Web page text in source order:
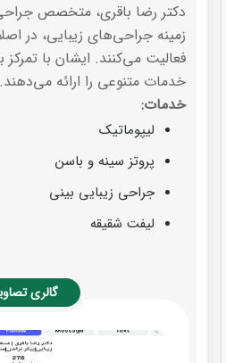
دکتر رضا باقری، متخصص
زمینه جراحی‌های زیبایی، در
فعالیت می‌کنند. ایشان با تمرکز
خدمات متنوعی را ارائه می‌دهند.
خدمات:
لیپوماتیک
پروتز سینه و باسن
جراحی زیبایی بینی
لیفت شقیقه
گالری